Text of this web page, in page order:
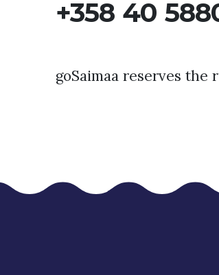
+358 40
goSaimaa reserves the